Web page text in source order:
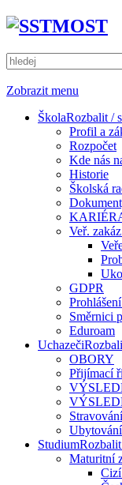
Zobrazit menu
ŠkolaRozbalit /
Profil a
Rozpočet
Kde nás
Historie
Školská
Veř.
GDPR
Směrnici
Eduroam
Uchazeči
OBORY
Přijímací
Stravování
Ubytování
Studium
Maturitní